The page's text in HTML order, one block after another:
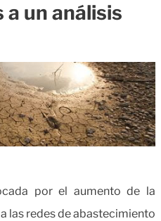
un análisis
por el aumento de la
las redes de abastecimiento